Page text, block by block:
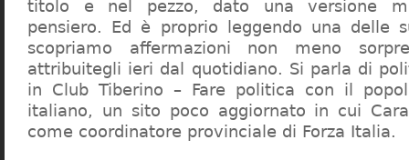
titolo e nel pezzo, dato una versione
pensiero. Ed è proprio leggendo una delle
scopriamo affermazioni non meno
attribuitegli ieri dal quotidiano. Si parla di
in Club Tiberino – Fare politica con il
italiano, un sito poco aggiornato in cui
come coordinatore provinciale di Forza Italia.